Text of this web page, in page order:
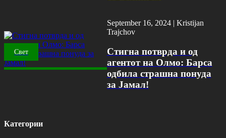
Свет
September 16, 2024 | Kristijan
Trajchov
Стигна потврда и од
агентот на Олмо: Барса
одбила страшна понуда
за Јамал!
Категории